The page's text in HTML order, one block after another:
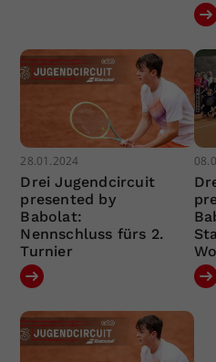
28.01.2024
Drei Jugendcircuit
presented by
Babolat:
Nennschluss fürs 2.
Turnier